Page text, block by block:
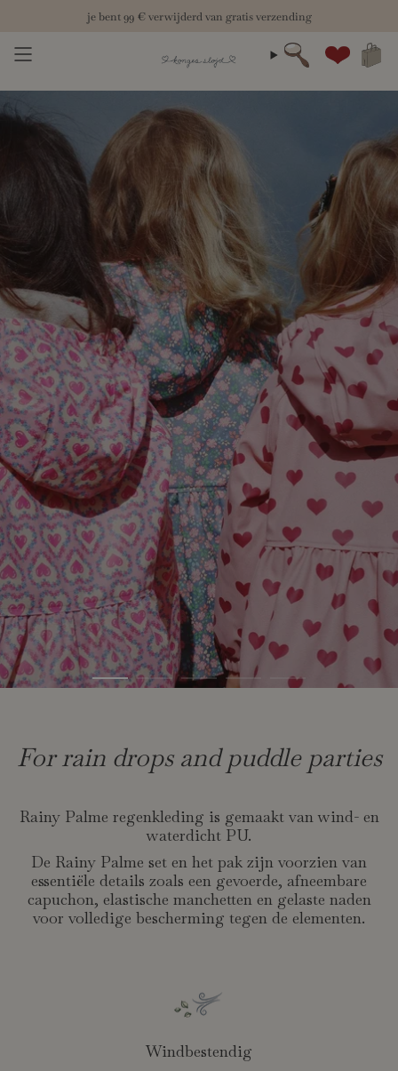
content
je bent99 €verwijderd van gratis verzending
zoeken
For rain drops and puddle parties
Rainy Palme regenkleding is gemaakt van wind- en
waterdicht PU.
De Rainy Palme set en het pak zijn voorzien van
essentiële details zoals een gevoerde, afneembare
capuchon, elastische manchetten en gelaste naden
voor volledige bescherming tegen de elementen.
Windbestendig